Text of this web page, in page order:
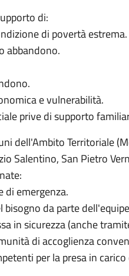
di:
di povertà estrema.
abbandono.
e vulnerabilità.
prive di supporto
dell'Ambito Territoriale
Salentino, San Pietro
emergenza.
da parte
in sicurezza (anche
di accoglienza
per la presa in carico